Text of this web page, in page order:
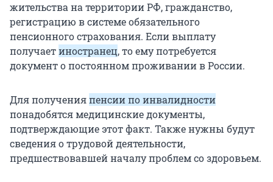
жительства на территории РФ, гражданство,
регистрацию в системе обязательного
пенсионного страхования. Если выплату
получаетиностранец, то ему потребуется
документ о постоянном проживании в России.
Для полученияпенсии по инвалидности
понадобятся медицинские документы,
подтверждающие этот факт. Также нужны будут
сведения о трудовой деятельности,
предшествовавшей началу проблем со здоровьем.